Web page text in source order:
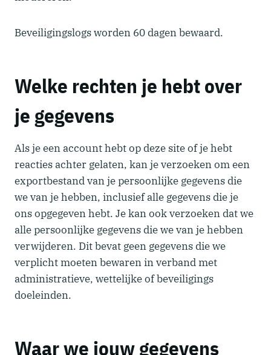
Beveiligingslogs worden 60 dagen bewaard.
Welke rechten je hebt over
je gegevens
Als je een account hebt op deze site of je hebt
reacties achter gelaten, kan je verzoeken om een
exportbestand van je persoonlijke gegevens die
we van je hebben, inclusief alle gegevens die je
ons opgegeven hebt. Je kan ook verzoeken dat we
alle persoonlijke gegevens die we van je hebben
verwijderen. Dit bevat geen gegevens die we
verplicht moeten bewaren in verband met
administratieve, wettelijke of beveiligings
doeleinden.
Waar we jouw gegevens